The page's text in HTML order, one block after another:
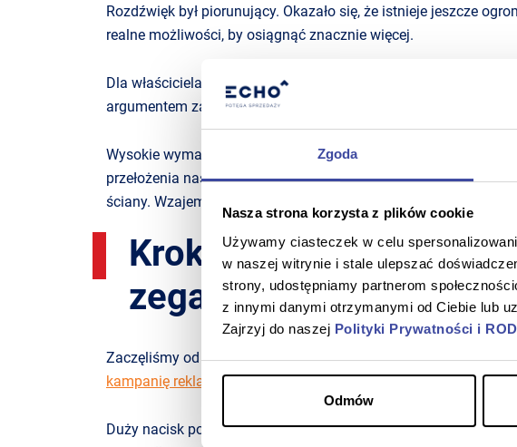
Zgoda
Nasza strona korzysta z plików cookie
Używamy ciasteczek w celu
w naszej witrynie i stale ulepszać
strony, udostępniamy partnerom
z innymi danymi otrzymanymi od Ciebie lub
Zajrzyj do naszej Polityki Prywatności i
Odmów
Rozdźwięk był piorunujący. Okazało się, że istnieje jeszcze
realne możliwości, by osiągnąć znacznie więcej.
Dla właściciela GIZO, osoby wymagającej, oczekującej
argumentem za rozpoczęciem działań z naszą agencją.
Wysokie wymagania to tylko jedna strona medalu. Zespół
przełożenia naszych działań na wyniki finansowe firmy,
ściany. Wzajemne zrozumienie spowodowało, że
Krok 2.
zegarmistrzowską
Zaczęliśmy od gruntownego zapoznania się z celami
kampanię reklamową, która celnie trafiała z odpowiednim
Duży nacisk położyliśmy na stworzenie szerokiej listy słów